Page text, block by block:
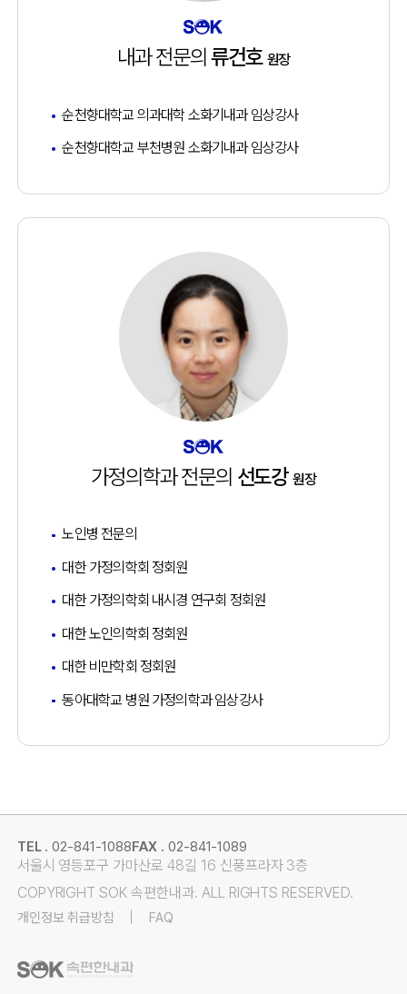
내과 전문의류건호 원장
순천향대학교 의과대학 소화기내과 임상강사
순천향대학교 부천병원 소화기내과 임상강사
가정의학과 전문의 선도강 원장
노인병 전문의
대한 가정의학회 정회원
대한 가정의학회 내시경 연구회 정회원
대한 노인의학회 정회원
대한 비만학회 정회원
동아대학교 병원 가정의학과 임상강사
개인정보 취급방침 FAQ
서울시 영등포구 가마산로 48길 16 신풍프라자 3층
COPYRIGHT SOK 속편한내과. ALL RIGHTS RESERVED.
TEL . 02-841-1088FAX . 02-841-1089